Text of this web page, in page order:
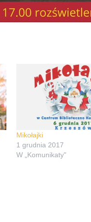
Mikołajki
1 grudnia 2017
W „Komunikaty"